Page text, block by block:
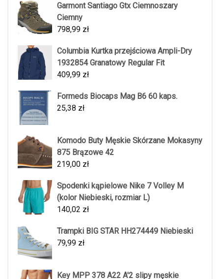
Garmont Santiago Gtx Ciemnoszary
Ciemny
798,99 zł
Columbia Kurtka przejściowa Ampli-Dry
1932854 Granatowy Regular Fit
409,99 zł
Formeds Biocaps Mag B6 60 kaps.
25,38 zł
Komodo Buty Męskie Skórzane Mokasyny
875 Brązowe 42
219,00 zł
Spodenki kąpielowe Nike 7 Volley M
(kolor Niebieski, rozmiar L)
140,02 zł
Trampki BIG STAR HH274449 Niebieski
79,99 zł
Key MPP 378 A22 A'2 slipy męskie